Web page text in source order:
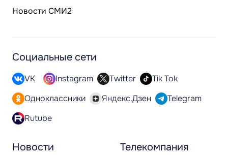
Новости СМИ2
Новости Телекомпания
Социальные сети
VK Instagram Twitter
Tik Tok
Одноклассники
Яндекс.Дзен
Telegram
Rutube